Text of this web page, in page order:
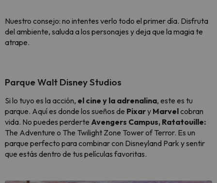
Nuestro consejo: no intentes verlo todo el primer día. Disfruta
del ambiente, saluda a los personajes y deja que la magia te
atrape.
Parque Walt Disney Studios
Si lo tuyo es la acción, el cine y la adrenalina, este es tu
parque. Aquí es donde los sueños de Pixary Marvelcobran
vida. No puedes perderte Avengers Campus, Ratatouille:
The Adventure o The Twilight Zone Tower of Terror. Es un
parque perfecto para combinar con Disneyland Park y sentir
que estás dentro de tus películas favoritas.